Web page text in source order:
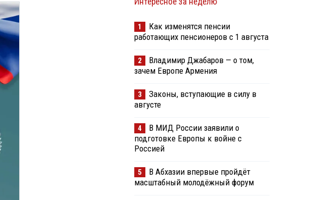
1
Как изменятся пенсии
работающих пенсионеров с 1 августа
2
Владимир Джабаров — о том,
зачем Европе Армения
3
Законы, вступающие в силу в
августе
4
В МИД России заявили о
подготовке Европы к войне с
Россией
5
В Абхазии впервые пройдёт
масштабный молодёжный форум